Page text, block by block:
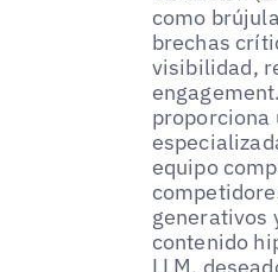
como
brechas
visibilidad,
proporciona
equipo
generativos
contenido
LLM,